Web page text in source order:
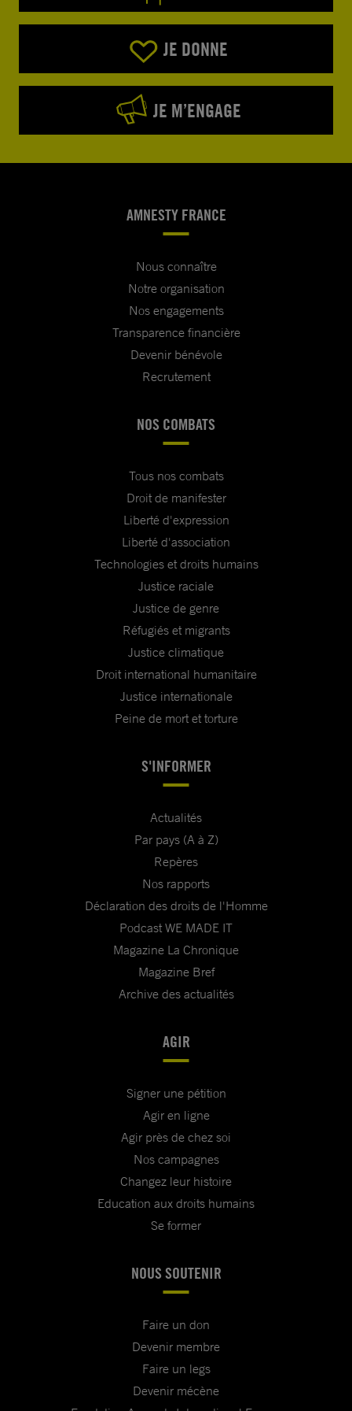
JE DONNE
JE M’ENGAGE
AMNESTY FRANCE
Nous connaître
Notre organisation
Nos engagements
Transparence financière
Devenir bénévole
Recrutement
NOS COMBATS
Tous nos combats
Droit de manifester
Liberté d'expression
Liberté d'association
Technologies et droits humains
Justice raciale
Justice de genre
Réfugiés et migrants
Justice climatique
Droit international humanitaire
Justice internationale
Peine de mort et torture
S'INFORMER
Actualités
Par pays (A à Z)
Repères
Nos rapports
Déclaration des droits de l'Homme
Podcast WE MADE IT
Magazine La Chronique
Magazine Bref
Archive des actualités
AGIR
Signer une pétition
Agir en ligne
Agir près de chez soi
Nos campagnes
Changez leur histoire
Education aux droits humains
Se former
NOUS SOUTENIR
Faire un don
Devenir membre
Faire un legs
Devenir mécène